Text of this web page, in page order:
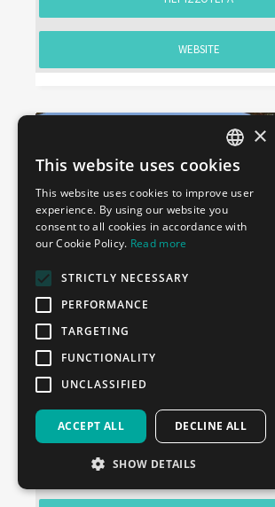
WEBSITE
ΨΑΡΟΎ ΖΑΚΥΝΘΟΣ
SEA ELEGANCE VILLA
8
ΕΠΙΛΕΞΤΕ ΗΜΕΡ/ΝΙΕΣ
ΚΡΑΤΗΣΗ
ENGLISH
GREEK
×
This website uses cookies
This website uses cookies to improve user
experience. By using our website you
consent to all cookies in accordance with
our Cookie Policy. Read more
STRICTLY NECESSARY
PERFORMANCE
TARGETING
FUNCTIONALITY
UNCLASSIFIED
ACCEPT ALL DECLINE ALL
SHOW DETAILS